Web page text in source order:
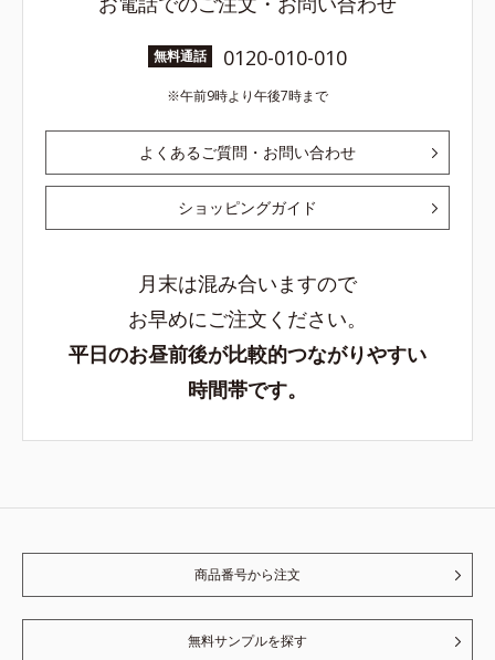
無料通話 0120-010-010
午前9時より午後7時まで
よくあるご質問・お問い合わせ
ショッピングガイド
月末は混み合いますので
お早めにご注文ください。
平日のお昼前後が比較的つながりやすい
時間帯です。
商品番号から注文
無料サンプルを探す